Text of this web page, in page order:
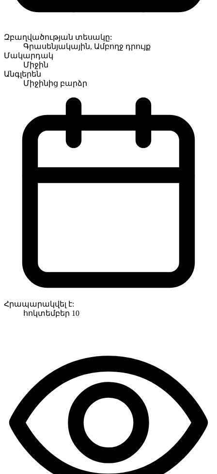
Զբաղվածության տեսակը:
Գրասենյակային, Ամբողջ դրույք
Մակարդակ
Միջին
Անգլերեն
Միջինից բարձր
Հրապարակվել է:
հոկտեմբեր 10